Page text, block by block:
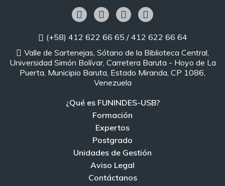
(+58) 412 622 66 65 / 412 622 66 64
Valle de Sartenejas, Sótano de la Biblioteca Central,
Universidad Simón Bolívar, Carretera Baruta - Hoyo de La
Puerta, Municipio Baruta, Estado Miranda, CP 1086,
Venezuela
¿Qué es FUNINDES-USB?
Formación
Expertos
Postgrado
Unidades de Gestión
Aviso Legal
Contáctanos